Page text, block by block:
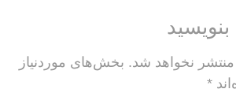
بنویسید
نخواهد شد. بخش‌های موردنیاز
*